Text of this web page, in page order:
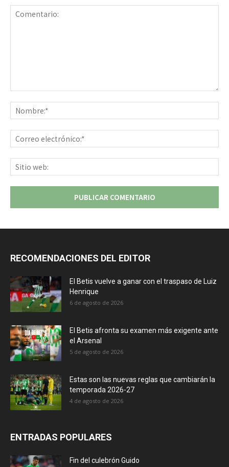
RECOMENDACIONES DEL EDITOR
El Betis vuelve a ganar con el traspaso de Luiz
Henrique
6 de agosto de 2026
El Betis afronta su examen más exigente ante
el Arsenal
5 de agosto de 2026
Estas son las nuevas reglas que cambiarán la
temporada 2026-27
4 de agosto de 2026
ENTRADAS POPULARES
Fin del culebrón Guido